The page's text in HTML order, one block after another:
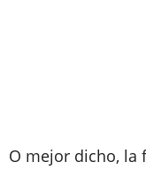
O mejor dicho, la